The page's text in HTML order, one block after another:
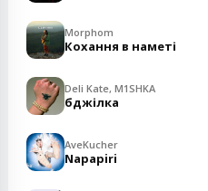
Morphom
Кохання в наметі
Deli Kate, M1SHKA
бджілка
AveKucher
Napapiri